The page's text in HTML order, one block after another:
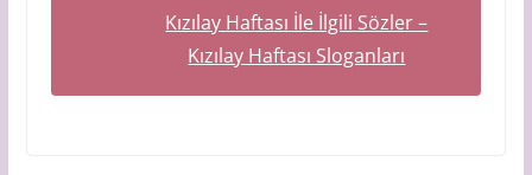
Kızılay Haftası İle İlgili Sözler –
Kızılay Haftası Sloganları